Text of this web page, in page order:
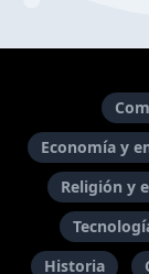
Economía y
Religión y
Historia